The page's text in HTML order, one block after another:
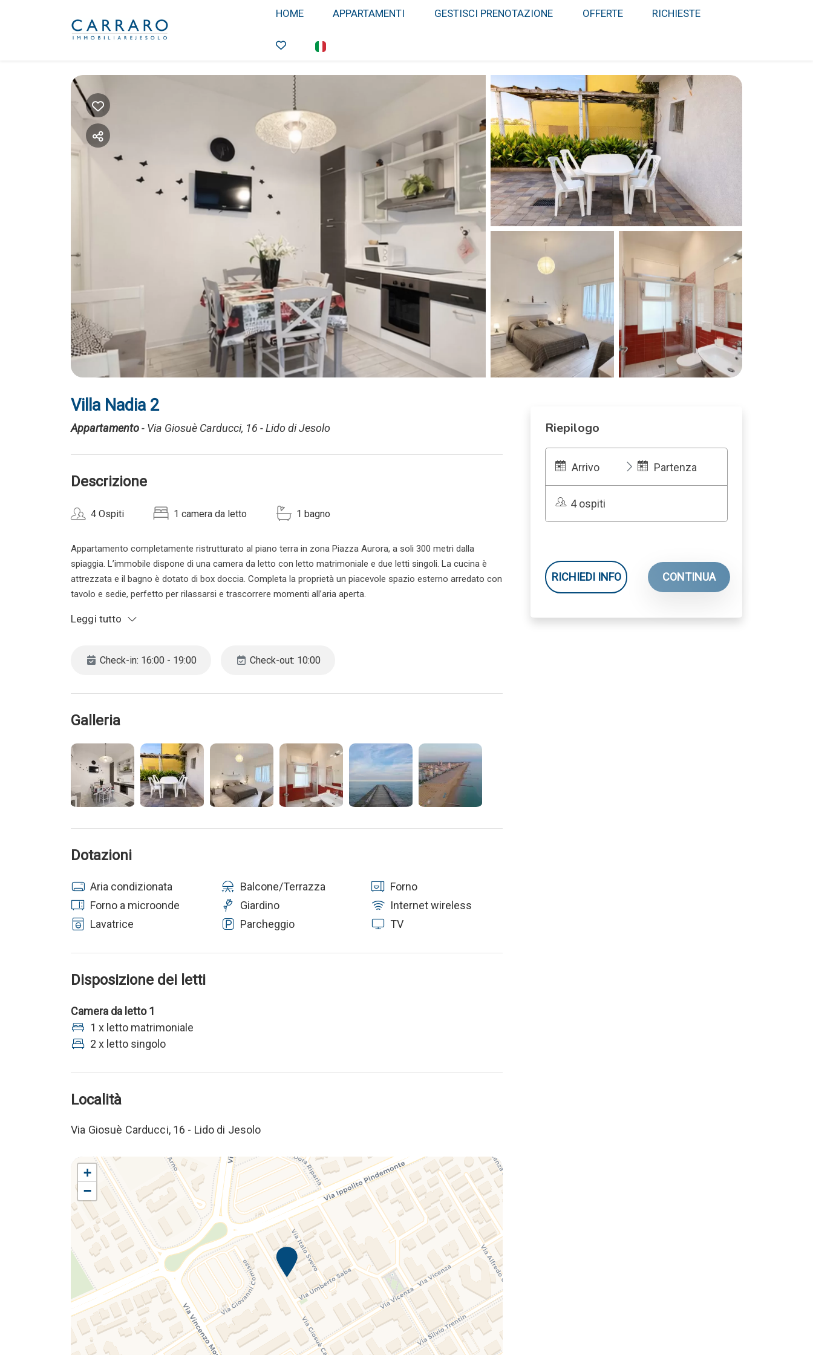
HOME APPARTAMENTI GESTISCI PRENOTAZIONE OFFERTE RICHIESTE
Villa Nadia 2
Appartamento- Via Giosuè Carducci, 16 - Lido di Jesolo
Descrizione
4 Ospiti 1 camera da letto 1 bagno
Appartamento completamente ristrutturato al piano terra in zona Piazza Aurora, a soli 300 metri dalla
spiaggia. L’immobile dispone di una camera da letto con letto matrimoniale e due letti singoli. La cucina è
attrezzata e il bagno è dotato di box doccia. Completa la proprietà un piacevole spazio esterno arredato con
tavolo e sedie, perfetto per rilassarsi e trascorrere momenti all’aria aperta.
CIR 027019-LOC-11273
Classe: B 96,93 kW/h
decida di cancellare la prenotazione ne il cliente ne l’agenzia sarà soggetta a penali/rimborsi.
Leggi tutto
Check-in: 16:00 - 19:00 Check-out: 10:00
Galleria
Dotazioni
Aria condizionata Balcone/Terrazza
Forno
Forno a microonde
Giardino
Internet wireless
Lavatrice
Parcheggio TV
Disposizione dei letti
Camera da letto 1
1 x letto matrimoniale
2 x letto singolo
Località
Via Giosuè Carducci, 16 - Lido di Jesolo
+
−
Riepilogo
Arrivo Partenza
4 ospiti
RICHIEDI INFO CONTINUA